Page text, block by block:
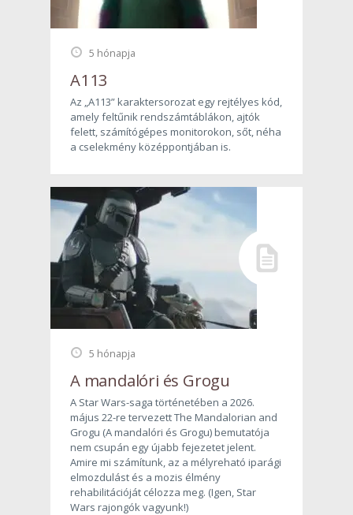
5 hónapja
A113
Az „A113” karaktersorozat egy rejtélyes kód,
amely feltűnik rendszámtáblákon, ajtók
felett, számítógépes monitorokon, sőt, néha
a cselekmény középpontjában is.
5 hónapja
A mandalóri és Grogu
A Star Wars-saga történetében a 2026.
május 22-re tervezett The Mandalorian and
Grogu (A mandalóri és Grogu) bemutatója
nem csupán egy újabb fejezetet jelent.
Amire mi számítunk, az a mélyreható iparági
elmozdulást és a mozis élmény
rehabilitációját célozza meg. (Igen, Star
Wars rajongók vagyunk!)